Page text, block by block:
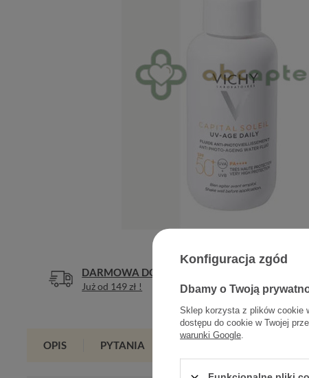
DARMOWA DOSTAWA
Już od 149 zł ! Legalna
OPIS PYTANIA
Konfiguracja zgód
Dbamy o Twoją
Sklep korzysta z plików cookie
dostępu do cookie w Twojej
warunki Google